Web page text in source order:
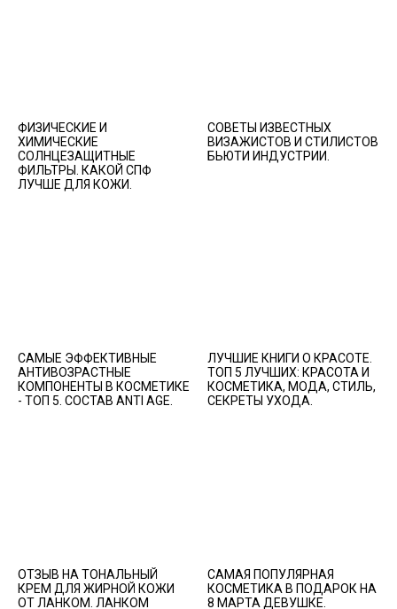
ФИЗИЧЕСКИЕ И
ХИМИЧЕСКИЕ
СОЛНЦЕЗАЩИТНЫЕ
ФИЛЬТРЫ. КАКОЙ СПФ
ЛУЧШЕ ДЛЯ КОЖИ.
СОВЕТЫ ИЗВЕСТНЫХ
ВИЗАЖИСТОВ И СТИЛИСТОВ
БЬЮТИ ИНДУСТРИИ.
САМЫЕ ЭФФЕКТИВНЫЕ
АНТИВОЗРАСТНЫЕ
КОМПОНЕНТЫ В КОСМЕТИКЕ
- ТОП 5. СОСТАВ ANTI AGE.
ЛУЧШИЕ КНИГИ О КРАСОТЕ.
ТОП 5 ЛУЧШИХ: КРАСОТА И
КОСМЕТИКА, МОДА, СТИЛЬ,
СЕКРЕТЫ УХОДА.
ОТЗЫВ НА ТОНАЛЬНЫЙ
КРЕМ ДЛЯ ЖИРНОЙ КОЖИ
ОТ ЛАНКОМ. ЛАНКОМ
САМАЯ ПОПУЛЯРНАЯ
КОСМЕТИКА В ПОДАРОК НА
8 МАРТА ДЕВУШКЕ.